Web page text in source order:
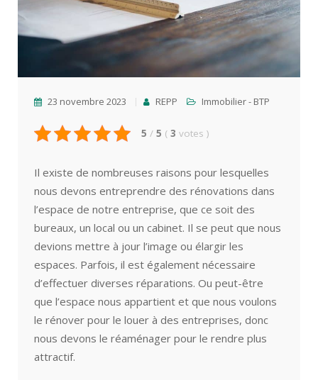
23 novembre 2023 REPP Immobilier - BTP
5 / 5 ( 3 votes)
Il existe de nombreuses raisons pour lesquelles
nous devons entreprendre des rénovations dans
l’espace de notre entreprise, que ce soit des
bureaux, un local ou un cabinet. Il se peut que nous
devions mettre à jour l’image ou élargir les
espaces. Parfois, il est également nécessaire
d’effectuer diverses réparations. Ou peut-être
que l’espace nous appartient et que nous voulons
le rénover pour le louer à des entreprises, donc
nous devons le réaménager pour le rendre plus
attractif.